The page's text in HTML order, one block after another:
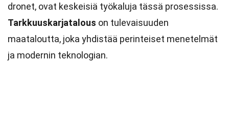
dronet, ovat keskeisiä työkaluja tässä prosessissa.
Tarkkuuskarjatalous on tulevaisuuden
maataloutta, joka yhdistää perinteiset menetelmät
ja modernin teknologian.